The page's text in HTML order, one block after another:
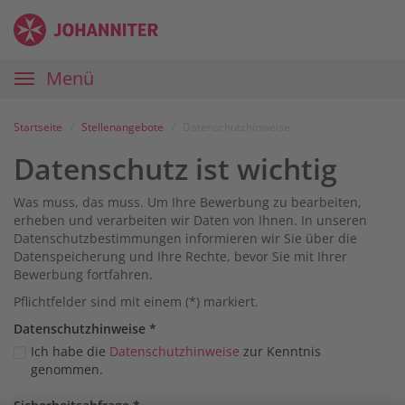
Zum
Inhalt
Anmelden
Zur
Navigation
Zur
Startseite
Karriereportal
Johanniter
Hauptnavigation
Menü
Startseite Stellenangebote
Datenschutz ist wichtig
Was muss, das muss. Um Ihre Bewerbung zu bearbeiten,
erheben und verarbeiten wir Daten von Ihnen. In unseren
Datenschutzbestimmungen informieren wir Sie über die
Datenspeicherung und Ihre Rechte, bevor Sie mit Ihrer
Bewerbung fortfahren.
Pflichtfelder sind mit einem (*) markiert.
Datenschutz­hinweise *
Ich habe die Datenschutzhinweise zur Kenntnis
genommen.